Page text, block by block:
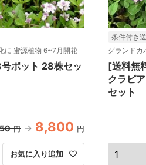
に 蜜源植物 6~7月開花
ポット 28株セッ
円 8,800 円
お気に入り追加
条件付き
グランドカ
[送料無
クラピ
セット